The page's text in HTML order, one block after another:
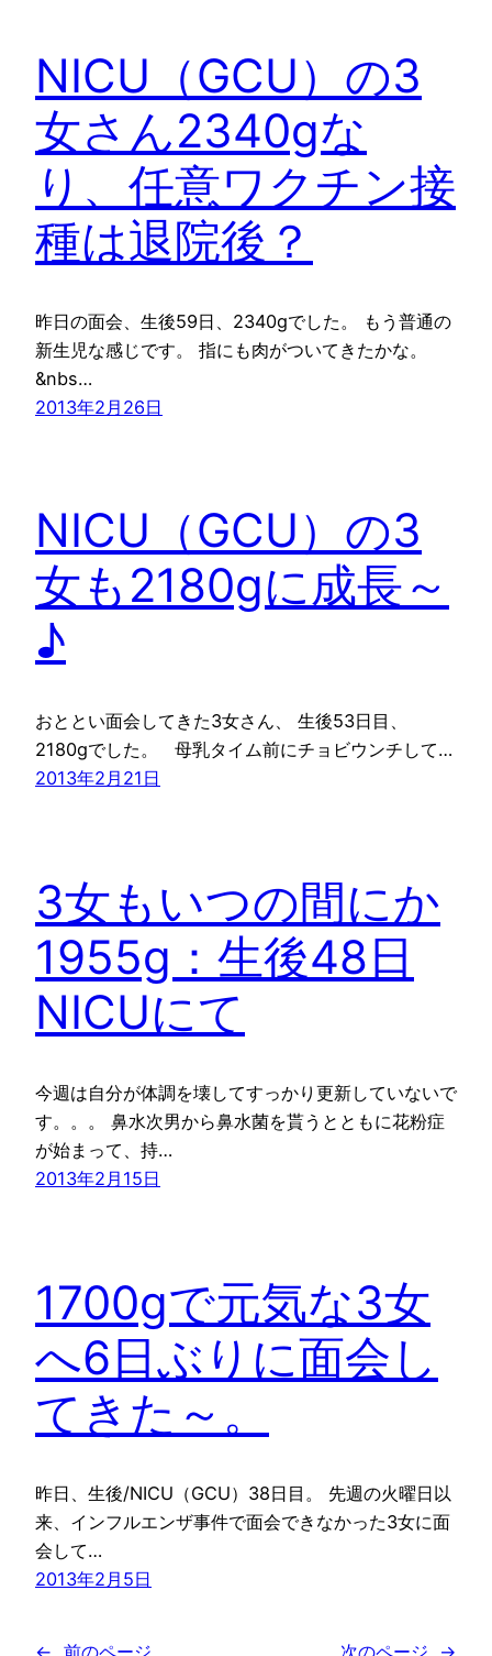
NICU（GCU）の3
女さん2340gな
り、任意ワクチン接
種は退院後？
昨日の面会、生後59日、2340gでした。 もう普通の
新生児な感じです。 指にも肉がついてきたかな。
&nbs…
2013年2月26日
NICU（GCU）の3
女も2180gに成長～
♪
おととい面会してきた3女さん、 生後53日目、
2180gでした。 母乳タイム前にチョビウンチして…
2013年2月21日
3女もいつの間にか
1955g：生後48日
NICUにて
今週は自分が体調を壊してすっかり更新していないで
す。。。 鼻水次男から鼻水菌を貰うとともに花粉症
が始まって、持…
2013年2月15日
1700gで元気な3女
へ6日ぶりに面会し
てきた～。
昨日、生後/NICU（GCU）38日目。 先週の火曜日以
来、インフルエンザ事件で面会できなかった3女に面
会して…
2013年2月5日
← 前のページ 次のページ →